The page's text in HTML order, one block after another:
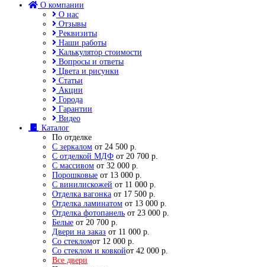
О компании
О нас
Отзывы
Реквизиты
Наши работы
Калькулятор стоимости
Вопросы и ответы
Цвета и рисунки
Статьи
Акции
Города
Гарантии
Видео
Каталог
По отделке
С зеркалом от 24 500 р.
С отделкой МДФ от 20 700 р.
С массивом от 32 000 р.
Порошковые от 13 000 р.
С винилискожей от 11 000 р.
Отделка вагонка от 17 500 р.
Отделка ламинатом от 13 000 р.
Отделка фотопанель от 23 000 р.
Белые от 20 700 р.
Двери на заказ от 11 000 р.
Со стекломот 12 000 р.
Со стеклом и ковкойот 42 000 р.
Все двери